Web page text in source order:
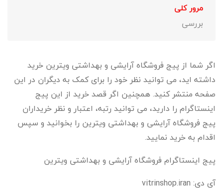
مرور کلی
بررسی
اگر شما از پیج فروشگاه آرایشی و بهداشتی ویترین خرید
داشته اید، می توانید نظر خود را برای کمک به دیگران در این
صفحه منتشر کنید. همچنین اگر قصد خرید از این پیج
اینستاگرام را دارید، می توانید رتبه، اعتبار و نظر خریداران
پیج فروشگاه آرایشی و بهداشتی ویترین را بخوانید و سپس
اقدام به خرید نمایید.
پیج اینستاگرام فروشگاه آرایشی و بهداشتی ویترین
آی دی: vitrinshop.iran